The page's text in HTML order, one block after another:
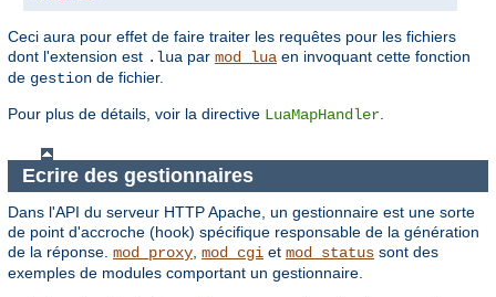
Ceci aura pour effet de faire traiter les requêtes pour les fichiers
dont l'extension est .lua par mod_lua en invoquant cette fonction
de gestion de fichier.
Pour plus de détails, voir la directive LuaMapHandler.
Ecrire des gestionnaires
Dans l'API du serveur HTTP Apache, un gestionnaire est une sorte
de point d'accroche (hook) spécifique responsable de la génération
de la réponse. mod_proxy mod_cgi et mod_status sont des
exemples de modules comportant un gestionnaire.